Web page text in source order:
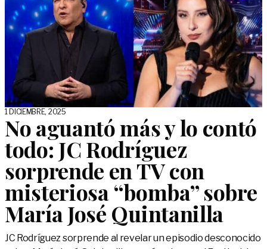
1 DICIEMBRE, 2025
No aguantó más y lo contó
todo: JC Rodríguez
sorprende en TV con
misteriosa “bomba” sobre
María José Quintanilla
JC Rodríguez sorprende al revelar un episodio desconocido